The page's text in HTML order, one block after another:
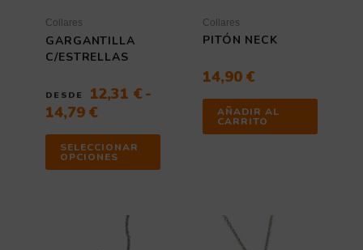
Collares
GARGANTILLA
C/ESTRELLAS
DESDE 12,31 € -
14,79 €
SELECCIONAR
OPCIONES
producto
Collares
PITÓN NECK
14,90 €
AÑADIR AL
CARRITO
Rango